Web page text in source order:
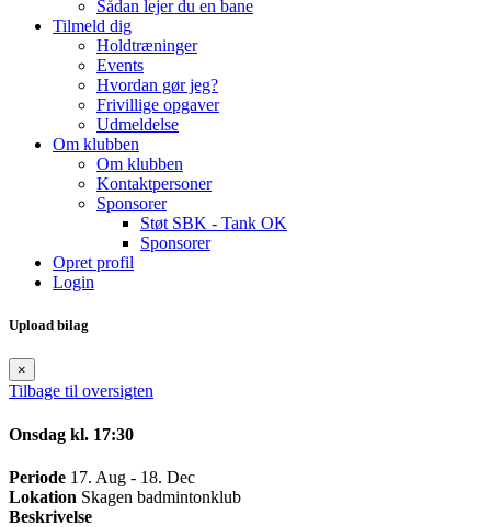
Sådan lejer du en bane
Tilmeld dig
Holdtræninger
Events
Hvordan gør jeg?
Frivillige opgaver
Udmeldelse
Om klubben
Om klubben
Kontaktpersoner
Sponsorer
Støt SBK - Tank OK
Sponsorer
Opret profil
Login
Upload bilag
×
Tilbage til oversigten
Onsdag kl. 17:30
Periode 17. Aug - 18. Dec
Lokation Skagen badmintonklub
Beskrivelse